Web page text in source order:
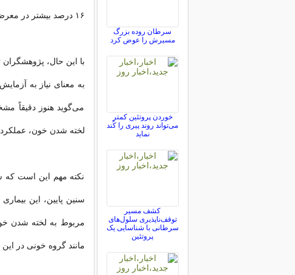
۱۶ درصد بیشتر در معرض سکته مغزی پیش از ۶۰ سالگی بودند.
با این حال،
می‌گوید هنوز دقیقاً
لخته شدن خون،
نکته مهم این است که
سنین پایین، این
مربوط به لخته شدن
مانند گروه خونی در
سرطان روده بزرگ
مسیرش را عوض کرد
خوردن پروتئین کمتر
می‌تواند روند پیری را کُند
نماید
کشف مسیر
توقف‌ناپذیری سلول‌های
سرطانی با شناسایی یک
پروتئین